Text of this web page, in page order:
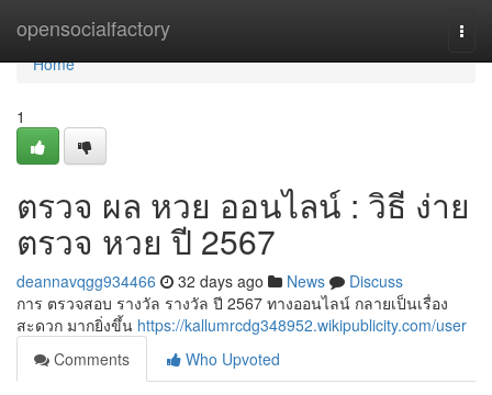
opensocialfactory
Home
Home
1
ตรวจ ผล หวย ออนไลน์ : วิธี ง่าย
ตรวจ หวย ปี 2567
deannavqgg934466 32 days ago News
Discuss
การ ตรวจสอบ รางวัล รางวัล ปี 2567 ทางออนไลน์ กลายเป็นเรื่อง
สะดวก มากยิ่งขึ้น https://kallumrcdg348952.wikipublicity.com/user
Comments
Who Upvoted